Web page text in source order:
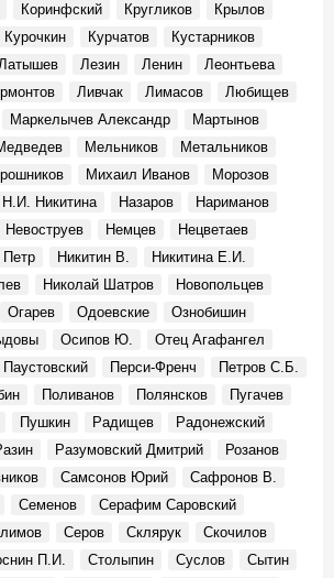
Коринфский Кругликов
Крылов
Курочкин Курчатов
Кустарников
Лезин Ленин
Леонтьева
Ливчак Лимасов
Любищев
Маркелычев Александр
Мартынов
Мельников
Метальников
Михаил Иванов
Морозов
Н.И. Никитина Назаров
Нариманов
Невоструев Немцев
Нецветаев
Петр
Никитин В.
Никитина Е.И.
Николай Шатров
Новопольцев
Огарев Одоевские
Ознобишин
Осипов Ю.
Отец Агафангел
Паустовский Перси-Френч
Петров С.Б.
Поливанов Полянсков
Пугачев
Пушкин Радищев
Радонежский
Разумовский Дмитрий
Розанов
Самсонов Юрий
Сафронов В.
Семенов
Серафим Саровский
Серов Склярук
Скочилов
П.И. Столыпин Суслов
Сытин